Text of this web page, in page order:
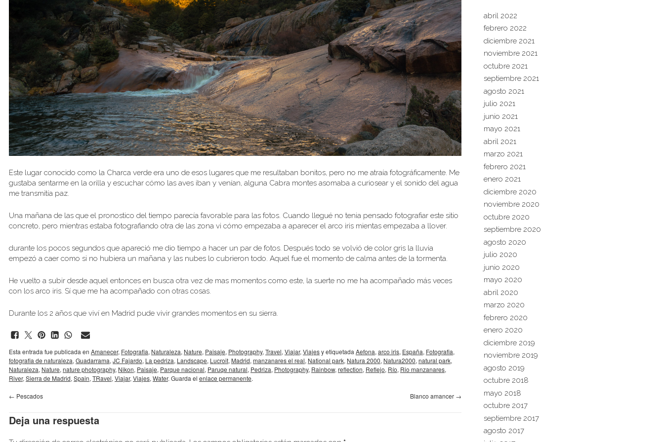
Este lugar conocido como la Charca verde era uno de esos lugares que me resultaban bonitos, pero no me atraía fotográficamente. Me
gustaba sentarme en la orilla y escuchar cómo las aves iban y venían, alguna Cabra montes asomaba a curiosear y el sonido del agua
me transmitía paz.
Una mañana de las que el pronostico del tiempo parecía favorable para las fotos. Cuando llegué no tenia pensado fotografiar este sitio
concreto, pero mientras estaba fotografiando otra de las zona vi cómo empezaba a aparecer el arco iris mientas empezaba a llover.
durante los pocos segundos que apareció me dio tiempo a hacer un par de fotos. Después todo se volvió de color gris la lluvia
empezó a caer como si no hubiera un mañana y las nubes lo cubrieron todo. Aquel fue el momento de calma antes de la tormenta.
He vuelto a subir desde aquel entonces en busca otra vez de mas momentos como este, la suerte no me ha acompañado más veces
con los arco iris. Sí que me ha acompañado con otras cosas.
Durante los 2 años que viví en Madrid pude vivir grandes momentos en su sierra.
Esta entrada fue publicada en Amanecer, Fotografia, Naturaleza, Nature, Paisaje, Photography, Travel, Viajar, Viajesy etiquetada Aefona, arco iris, España, Fotografia,
fotografia de naturaleza, Guadarrama, JC Fajardo, La pedriza, Landscape, Lucroit, Madrid, manzanares el real, National park, Natura 2000, Natura2000, natural park,
Naturaleza, Nature, nature photography, Nikon, Paisaje, Parque nacional, Paruqe natural, Pedriza, Photography, Rainbow, reflection, Reflejo, Río, Rio manzanares,
River, Sierra de Madrid, Spain, TRavel, Viajar, Viajes, Water. Guarda el enlace permanente.
← Pescados Blanco amancer →
Deja una respuesta
abril 2022
febrero 2022
diciembre 2021
noviembre 2021
octubre 2021
septiembre 2021
agosto 2021
julio 2021
junio 2021
mayo 2021
abril 2021
marzo 2021
febrero 2021
enero 2021
diciembre 2020
noviembre 2020
octubre 2020
septiembre 2020
agosto 2020
julio 2020
junio 2020
mayo 2020
abril 2020
marzo 2020
febrero 2020
enero 2020
diciembre 2019
noviembre 2019
agosto 2019
octubre 2018
mayo 2018
octubre 2017
septiembre 2017
agosto 2017